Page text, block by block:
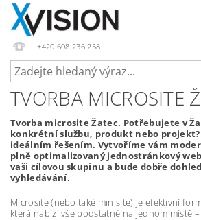
+420 608 236 258
TVORBA MICROSITE
Tvorba microsite Žatec. Potřebujete v
konkrétní službu, produkt nebo
ideálním řešením. Vytvoříme vám
plně optimalizovaný jednostránkový
vaši cílovou skupinu a bude dobře
vyhledávání.
Microsite (nebo také minisite) je efektivní
která nabízí vše podstatné na jednom místě